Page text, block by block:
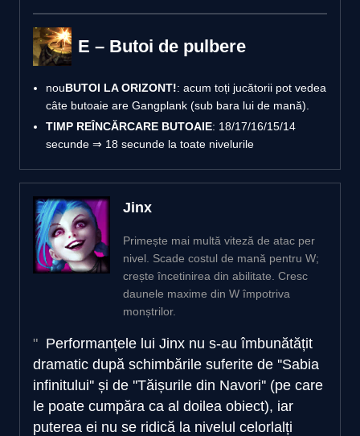
E – Butoi de pulbere
nouBUTOI LA ORIZONT!: acum toți jucătorii pot vedea
câte butoaie are Gangplank (sub bara lui de mană).
TIMP REÎNCĂRCARE BUTOAIE: 18/17/16/15/14
secunde ⇒ 18 secunde la toate nivelurile
Jinx
Primește mai multă viteză de atac per
nivel. Scade costul de mană pentru W;
crește încetinirea din abilitate. Cresc
daunele maxime din W împotriva
monștrilor.
Performanțele lui Jinx nu s-au îmbunătățit
dramatic după schimbările suferite de ''Sabia
infinitului'' și de ''Tăișurile din Navori'' (pe care
le poate cumpăra ca al doilea obiect), iar
puterea ei nu se ridică la nivelul celorlalți